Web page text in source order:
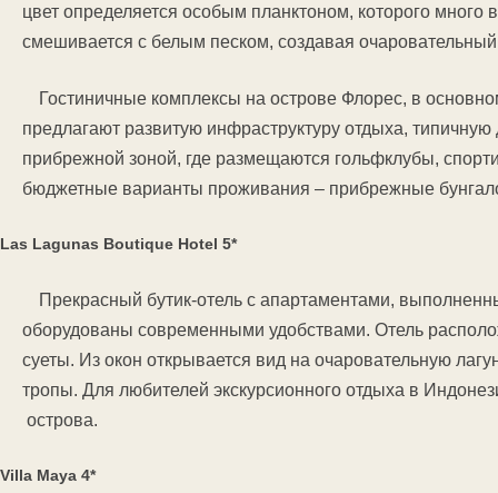
цвет определяется особым планктоном, которого
смешивается с белым песком, создавая очаровательный
Гостиничные комплексы на острове Флорес, в
предлагают развитую инфраструктуру отдыха,
прибрежной зоной, где размещаются гольфклубы,
бюджетные варианты проживания – прибрежные
Las Lagunas Boutique Hotel 5*
Прекрасный бутик-отель с апартаментами,
оборудованы современными удобствами. Отель
суеты. Из окон открывается вид на очаровательную
тропы. Для любителей экскурсионного отдыха в
острова.
Villa Maya 4*